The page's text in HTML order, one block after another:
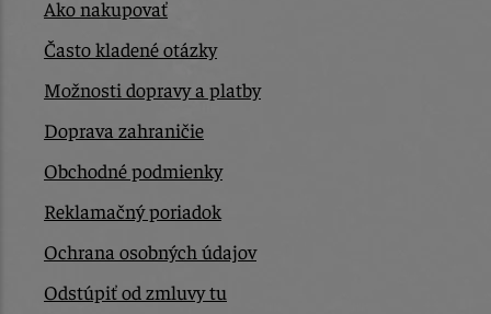
Ako nakupovať
Často kladené otázky
Možnosti dopravy a platby
Doprava zahraničie
Obchodné podmienky
Reklamačný poriadok
Ochrana osobných údajov
Odstúpiť od zmluvy tu